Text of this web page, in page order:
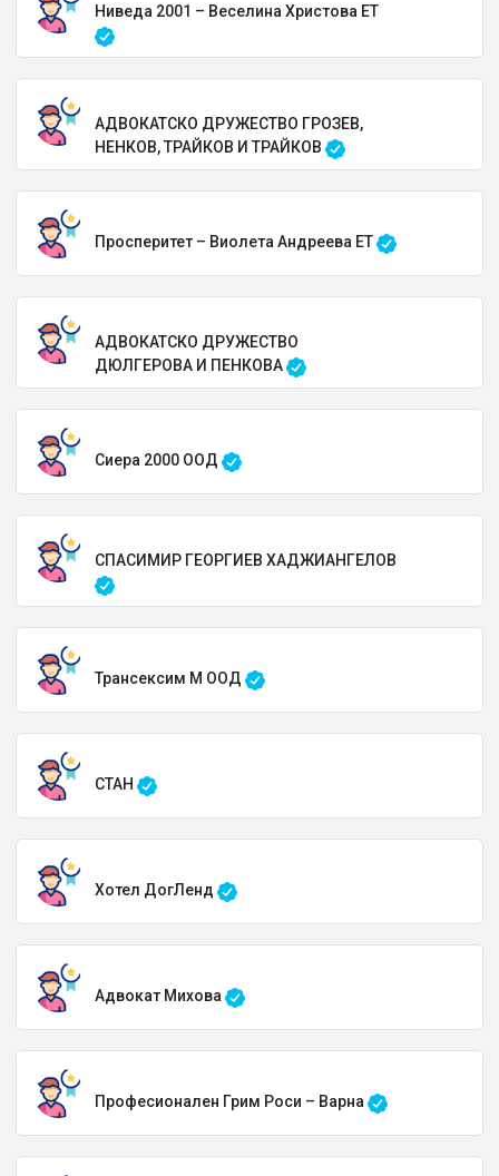
Ниведа 2001 – Веселина Христова ЕТ
АДВОКАТСКО ДРУЖЕСТВО ГРОЗЕВ,
НЕНКОВ, ТРАЙКОВ И ТРАЙКОВ
Просперитет – Виолета Андреева ЕТ
АДВОКАТСКО ДРУЖЕСТВО
ДЮЛГЕРОВА И ПЕНКОВА
Сиера 2000 ООД
СПАСИМИР ГЕОРГИЕВ ХАДЖИАНГЕЛОВ
Трансексим М ООД
СТАН
Хотел ДогЛенд
Адвокат Михова
Професионален Грим Роси – Варна